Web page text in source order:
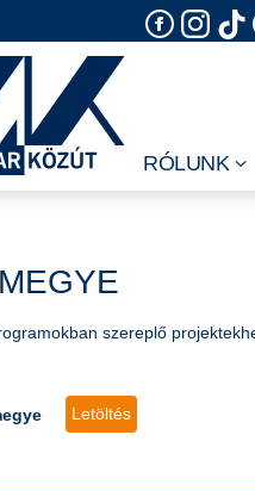
RÓLUNK
szereplő
Letöltés